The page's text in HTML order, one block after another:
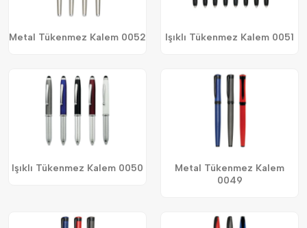
Metal Tükenmez Kalem 0052 Işıklı Tükenmez Kalem 0051
Işıklı Tükenmez Kalem 0050
Metal Tükenmez Kalem
0049